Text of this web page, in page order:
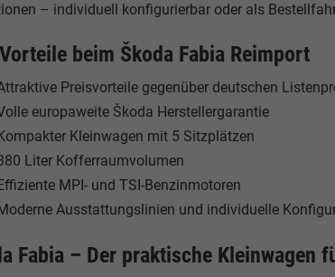
– individuell konfigurierbar oder als
beim Škoda Fabia Reimport
Preisvorteile gegenüber deutschen
europaweite Škoda Herstellergarantie
Kleinwagen mit 5 Sitzplätzen
Liter Kofferraumvolumen
MPI- und TSI-Benzinmotoren
Ausstattungslinien und individuelle
Fabia – Der praktische Kleinwagen